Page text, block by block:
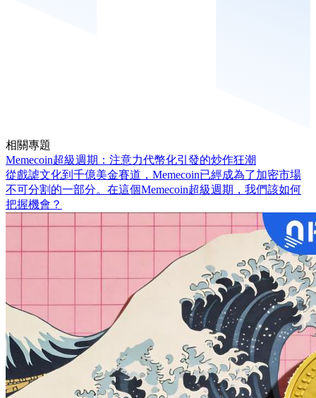
相關專題
Memecoin超級週期：注意力代幣化引發的炒作狂潮
從戲謔文化到千億美金賽道，Memecoin已經成為了加密市場
不可分割的一部分。在這個Memecoin超級週期，我們該如何
把握機會？